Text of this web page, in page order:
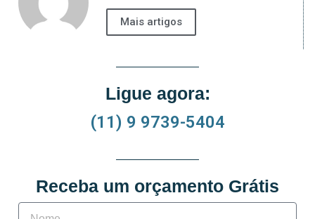
Mais artigos
Ligue agora:
(11) 9 9739-5404
Receba um orçamento Grátis